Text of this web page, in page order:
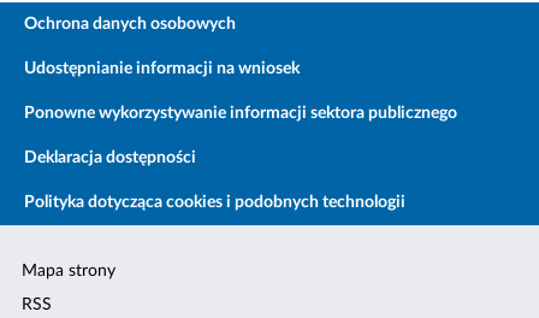
Ochrona danych osobowych
Udostępnianie informacji na wniosek
Ponowne wykorzystywanie informacji sektora publicznego
Deklaracja dostępności
Polityka dotycząca cookies i podobnych technologii
Mapa strony
RSS